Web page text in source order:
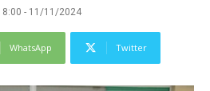
- 11/11/2024
WhatsApp Twitter